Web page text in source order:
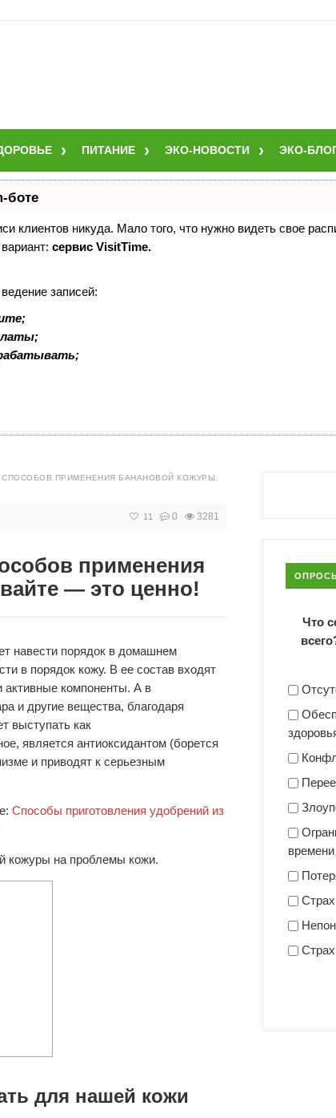
ПИТАНИЕ ЭКО-НОВОСТИ ЭКО-
боте
клиентов никуда. Мало того, что нужно видеть свое
сервис VisitTime.
записей:
ПРИМЕНЕНИЯ БАНАНОВОЙ КОЖУРЫ.
11 0 3281
применения
— это ценно!
навести порядок в домашнем
в порядок кожу. В ее состав входят
активные компоненты. А в
и другие вещества, благодаря
выступать как
является антиоксидантом (борется
и приводят к серьезным
Способы приготовления удобрений из
кожуры на проблемы кожи.
для нашей кожи
Что